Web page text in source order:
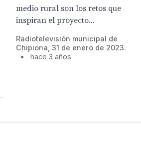
medio rural son los retos que
inspiran el proyecto...
Radiotelevisión municipal de
Chipiona, 31 de enero de 2023.
•
hace 3 años